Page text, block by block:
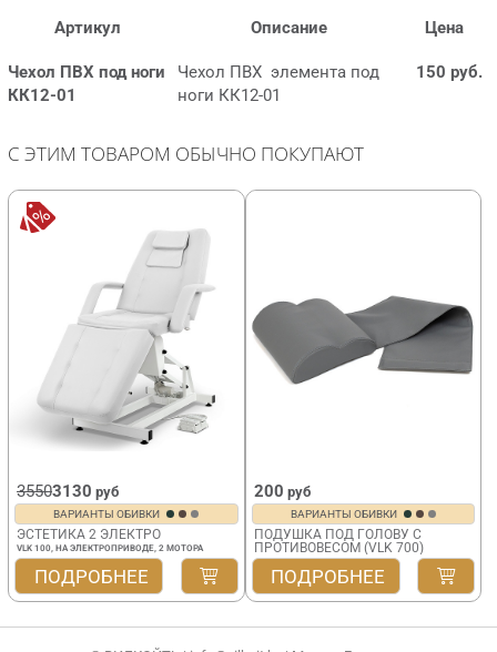
Артикул Описание Цена
Чехол ПВХ под ноги
КК12-01
Чехол ПВХ элемента под
ноги КК12-01
150 руб.
С ЭТИМ ТОВАРОМ ОБЫЧНО ПОКУПАЮТ
35503130 руб
ВАРИАНТЫ ОБИВКИ
ЭСТЕТИКА 2 ЭЛЕКТРО
VLK 100, НА ЭЛЕКТРОПРИВОДЕ, 2 МОТОРА
ПОДРОБНЕЕ
200 руб
ВАРИАНТЫ ОБИВКИ
ПОДУШКА ПОД ГОЛОВУ С
ПРОТИВОВЕСОМ (VLK 700)
ПОДРОБНЕЕ